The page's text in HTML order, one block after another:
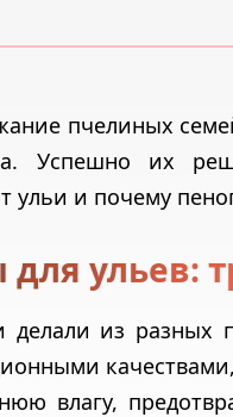
пчелиных
Успешно их
ульи и почему
ульев:
делали из
влагу,